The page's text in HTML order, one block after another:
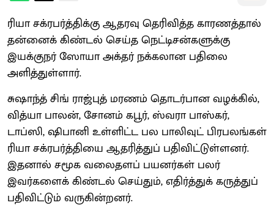
ரியா சக்ரபர்த்திக்கு ஆதரவு தெரிவித்த காரணத்தால்
தன்னைக் கிண்டல் செய்த நெட்டிசன்களுக்கு
இயக்குநர் ஸோயா அக்தர் நக்கலான பதிலை
அளித்துள்ளார்.
சுஷாந்த் சிங் ராஜ்புத் மரணம் தொடர்பான வழக்கில்,
வித்யா பாலன், சோனம் கபூர், ஸ்வரா பாஸ்கர்,
டாப்ஸி, ஷிபானி உள்ளிட்ட பல பாலிவுட் பிரபலங்கள்
ரியா சக்ரபர்த்தியை ஆதரித்துப் பதிவிட்டுள்ளனர்.
இதனால் சமூக வலைதளப் பயனர்கள் பலர்
இவர்களைக் கிண்டல் செய்தும், எதிர்த்துக் கருத்துப்
பதிவிட்டும் வருகின்றனர்.